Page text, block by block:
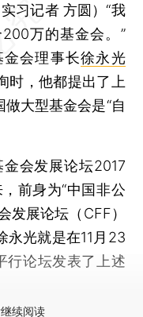
习记者 方圆）“我
万的基金会。”
金会理事长徐永光
时，他都提出了上
大型基金会是“自
会发展论坛2017
前身为“中国非公
发展论坛（CFF）
永光就是在11月23
行论坛发表了上述
续阅读